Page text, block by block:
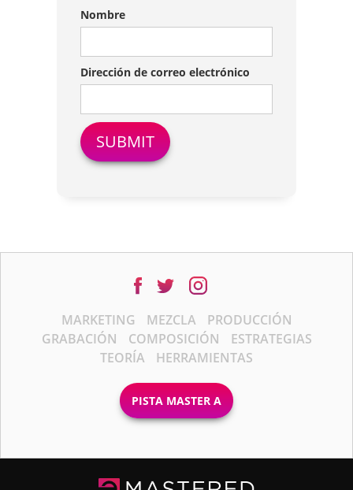
Nombre
Dirección de correo electrónico
MARKETING MEZCLA
PRODUCCIÓN
GRABACIÓN
COMPOSICIÓN
ESTRATEGIAS
TEORÍA
HERRAMIENTAS
PISTA MASTER A